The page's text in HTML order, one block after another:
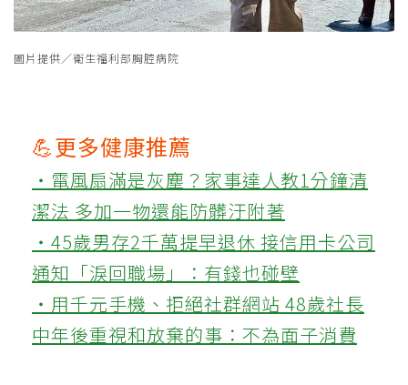
圖片提供／衛生福利部胸腔病院
💪更多健康推薦
‧電風扇滿是灰塵？家事達人教1分鐘清
潔法 多加一物還能防髒汙附著
‧45歲男存2千萬提早退休 接信用卡公司
通知「淚回職場」：有錢也碰壁
‧用千元手機、拒絕社群網站 48歲社長
中年後重視和放棄的事：不為面子消費